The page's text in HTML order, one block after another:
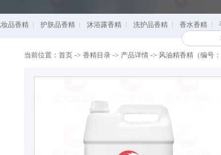
品香精 护肤品香精 沐浴露香精 洗护品香精 香水香精
当前位置： 首页 -> 香精目录 -> 产品详情 -> 风油精香精（编号